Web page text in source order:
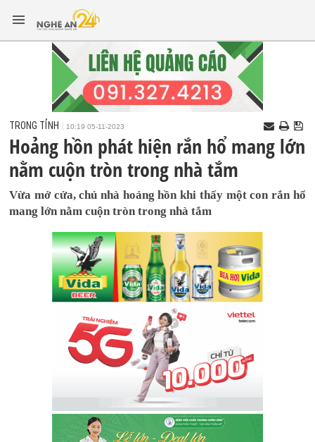
TRONG TỈNH 10:19 05-11-2023
Hoảng hồn phát hiện rắn hổ mang lớn
nằm cuộn tròn trong nhà tắm
Vừa mở cửa, chủ nhà hoảng hồn khi thấy một con rắn hổ
mang lớn nằm cuộn tròn trong nhà tắm